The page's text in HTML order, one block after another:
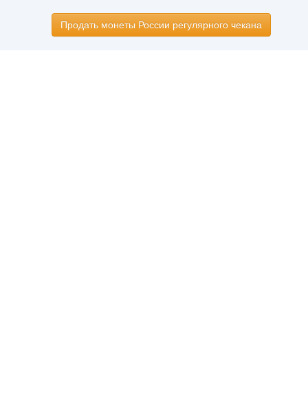
Продать монеты России регулярного чекана